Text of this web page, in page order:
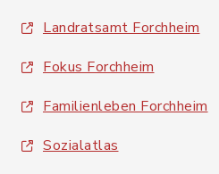
Landratsamt Forchheim
Fokus Forchheim
Familienleben Forchheim
Sozialatlas